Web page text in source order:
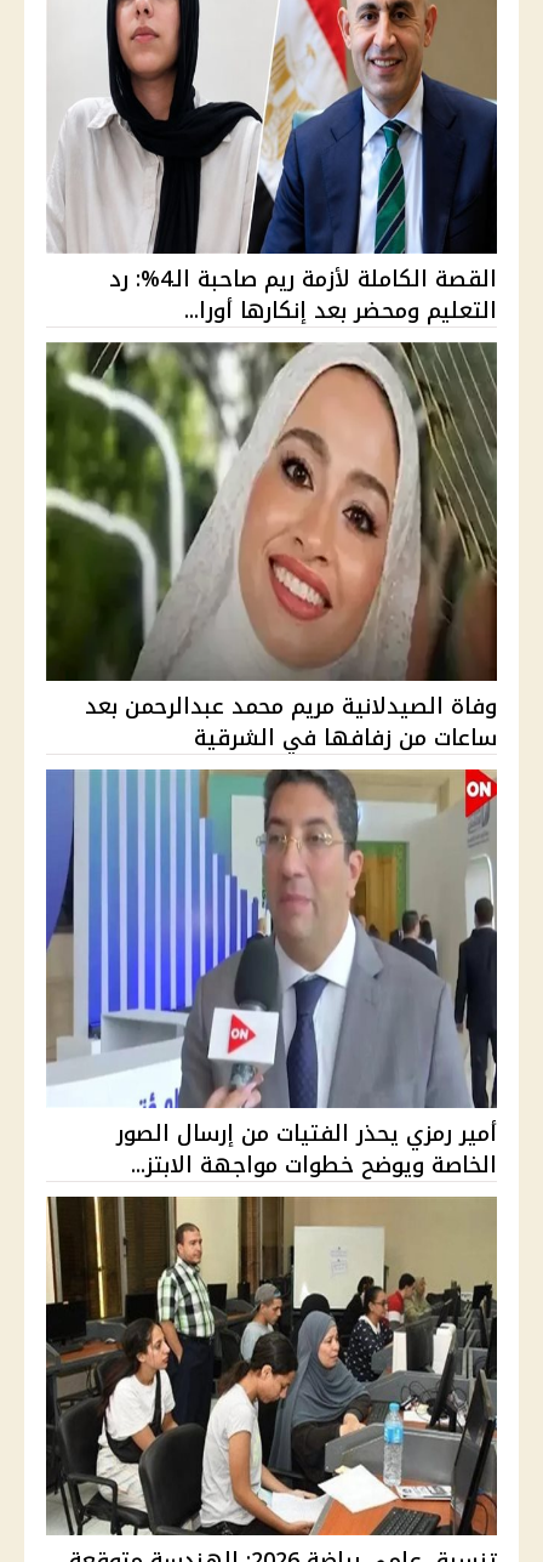
القصة الكاملة لأزمة ريم صاحبة الـ4%: رد
التعليم ومحضر بعد إنكارها أورا...
وفاة الصيدلانية مريم محمد عبدالرحمن بعد
ساعات من زفافها في الشرقية
أمير رمزي يحذر الفتيات من إرسال الصور
الخاصة ويوضح خطوات مواجهة الابتز...